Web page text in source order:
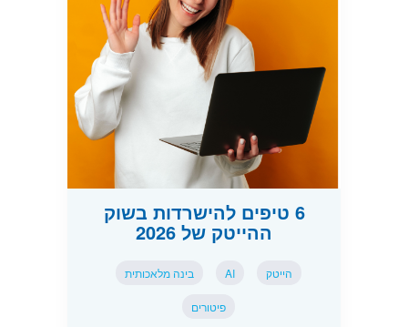
6 טיפים להישרדות בשוק
ההייטק של 2026
הייטק AI בינה מלאכותית
פיטורים